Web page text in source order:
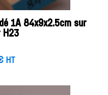
1A 84x9x2.5cm sur
H23
HT